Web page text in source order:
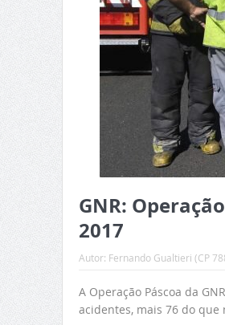
GNR:
2017
Autor: Fernando Gualtieri (CP
A Operação Páscoa da
acidentes, mais 76 do que